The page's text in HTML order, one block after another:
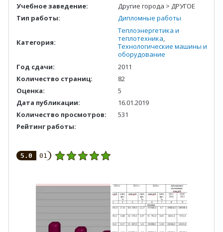
Учебное заведение:
Другие города > ДРУГОЕ
Тип работы:
Дипломные работы
Категория:
Теплоэнергетика и
теплотехника,
Технологические машины и
оборудование
Год сдачи:
2011
Количество страниц:
82
Оценка:
5
Дата публикации:
16.01.2019
Количество просмотров:
531
Рейтинг работы:
5.0 01